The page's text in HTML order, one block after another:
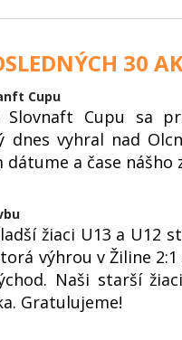
30
Cupu
Cupu sa
dnes vyhral nad
dátume a čase
žiaci U13 a U12
výhrou v Žiline
Naši starší
Gratulujeme!